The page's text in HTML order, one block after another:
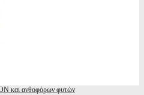
και ανθοφόρων φυτών